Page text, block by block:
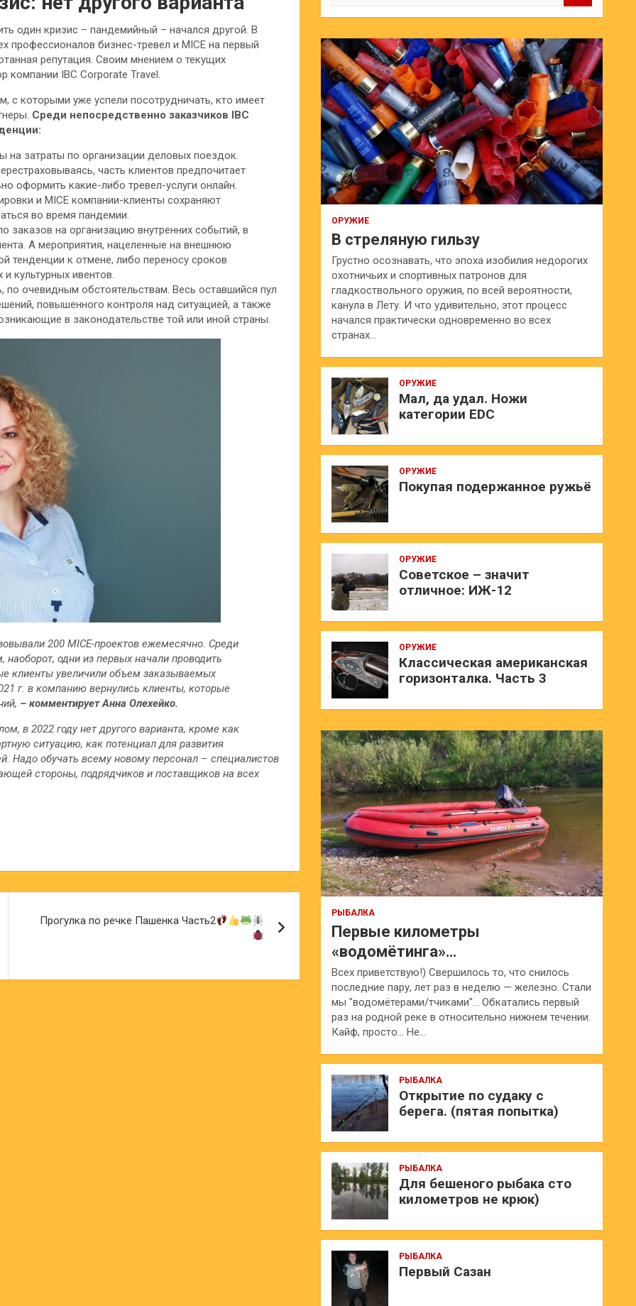
один кризис – пандемийный – начался другой. В
профессионалов бизнес-тревел и MICE на первый
репутация. Своим мнением о текущих
компании IBC Corporate Travel.
с которыми уже успели посотрудничать, кто имеет
Среди непосредственно заказчиков IBC
на затраты по организации деловых поездок.
часть клиентов предпочитает
оформить какие-либо тревел-услуги онлайн.
и MICE компании-клиенты сохраняют
во время пандемии.
заказов на организацию внутренних событий, в
А мероприятия, нацеленные на внешнюю
тенденции к отмене, либо переносу сроков
культурных ивентов.
очевидным обстоятельствам. Весь оставшийся пул
повышенного контроля над ситуацией, а также
в законодательстве той или иной страны.
200 MICE-проектов ежемесячно. Среди
одни из первых начали проводить
клиенты увеличили объем заказываемых
г. в компанию вернулись клиенты, которые
– комментирует Анна Олехейко.
в 2022 году нет другого варианта, кроме как
ситуацию, как потенциал для развития
Надо обучать всему новому персонал – специалистов
стороны, подрядчиков и поставщиков на всех
Прогулка по речке Пашенка Часть2
к
ОРУЖИЕ
В стреляную гильзу
Грустно осознавать, что эпоха изобилия недорогих
охотничьих и спортивных патронов для
гладкоствольного оружия, по всей вероятности,
канула в Лету. И что удивительно, этот процесс
начался практически одновременно во всех
странах…
ОРУЖИЕ
Мал, да удал. Ножи
категории EDC
ОРУЖИЕ
Покупая подержанное ружьё
ОРУЖИЕ
Советское – значит
отличное: ИЖ-12
ОРУЖИЕ
Классическая американская
горизонталка. Часть 3
РЫБАЛКА
Первые километры
«водомётинга»…
Всех приветствую!) Свершилось то, что снилось
последние пару, лет раз в неделю — железно. Стали
мы "водомётерами/тчиками"… Обкатались первый
раз на родной реке в относительно нижнем течении.
Кайф, просто… Не…
РЫБАЛКА
Открытие по судаку с
берега. (пятая попытка)
РЫБАЛКА
Для бешеного рыбака сто
километров не крюк)
РЫБАЛКА
Первый Сазан